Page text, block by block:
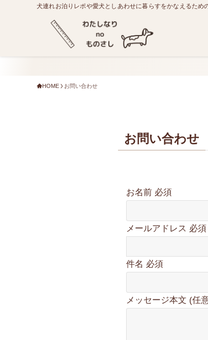
犬連れお泊りレポや愛犬としあわせに暮らすをかなえるため
HOME お問い合わせ
お問い合わせ
お名前 必須
メールアドレス 必須
件名 必須
メッセージ本文 (任